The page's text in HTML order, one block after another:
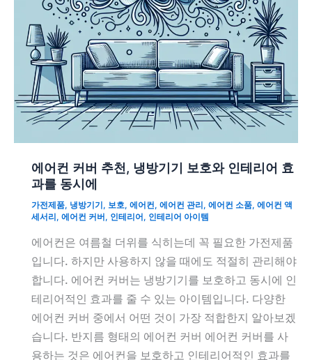
에어컨 커버 추천, 냉방기기 보호와 인테리어 효
과를 동시에
가전제품, 냉방기기 , 보호, 에어컨, 에어컨 관리 , 에어컨 소품, 에어컨 액
세서리 , 에어컨 커버 , 인테리어 , 인테리어 아이템
에어컨은 여름철 더위를 식히는데 꼭 필요한 가전제품
입니다. 하지만 사용하지 않을 때에도 적절히 관리해야
합니다. 에어컨 커버는 냉방기기를 보호하고 동시에 인
테리어적인 효과를 줄 수 있는 아이템입니다. 다양한
에어컨 커버 중에서 어떤 것이 가장 적합한지 알아보겠
습니다. 반지름 형태의 에어컨 커버 에어컨 커버를 사
용하는 것은 에어컨을 보호하고 인테리어적인 효과를